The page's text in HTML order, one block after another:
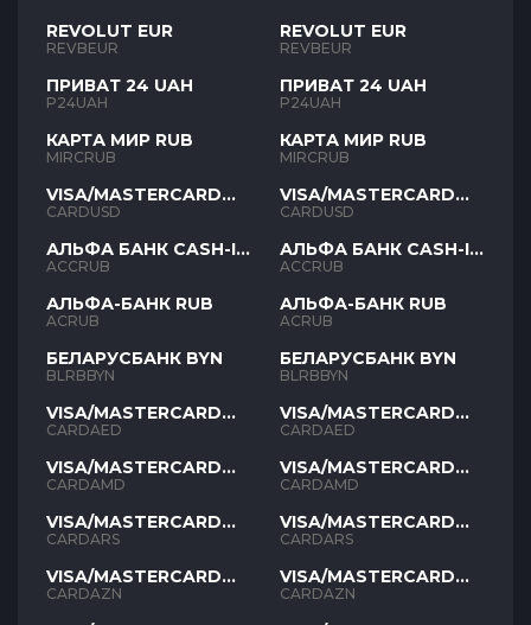
REVOLUT EUR
REVBEUR
ПРИВАТ 24 UAH
P24UAH
КАРТА МИР RUB
MIRCRUB
VISA/MASTERCARD
USD
CARDUSD
АЛЬФА БАНК CASH-IN
RUB
ACCRUB
АЛЬФА-БАНК RUB
ACRUB
БЕЛАРУСБАНК BYN
BLRBBYN
VISA/MASTERCARD
AED
CARDAED
VISA/MASTERCARD
AMD
CARDAMD
VISA/MASTERCARD
ARS
CARDARS
VISA/MASTERCARD
AZN
CARDAZN
REVOLUT EUR
REVBEUR
ПРИВАТ 24 UAH
P24UAH
КАРТА МИР RUB
MIRCRUB
VISA/MASTERCARD
USD
CARDUSD
АЛЬФА БАНК CASH-IN
RUB
ACCRUB
АЛЬФА-БАНК RUB
ACRUB
БЕЛАРУСБАНК BYN
BLRBBYN
VISA/MASTERCARD
AED
CARDAED
VISA/MASTERCARD
AMD
CARDAMD
VISA/MASTERCARD
ARS
CARDARS
VISA/MASTERCARD
AZN
CARDAZN